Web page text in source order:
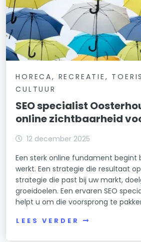
HORECA, RECREATIE,
CULTUUR
SEO specialist
online zichtbaarheid
12 december 2025
Een sterk online fundament begint
werkt. Een strategie die resultaat
strategie die past bij uw markt,
groeidoelen. Een ervaren SEO
helpt u om die voorsprong te
LEES VERDER